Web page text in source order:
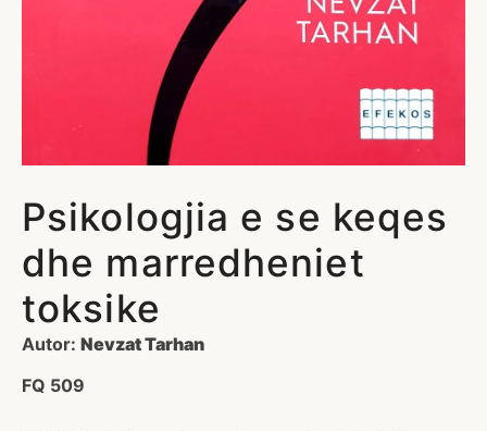
Psikologjia e se keqes
dhe marredheniet
toksike
Autor: Nevzat Tarhan
FQ 509